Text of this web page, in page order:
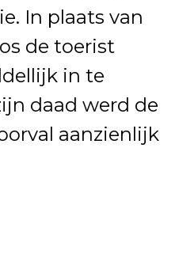
In plaats van
de toerist
in te
daad werd de
aanzienlijk